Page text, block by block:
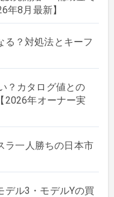
年8月最新】
る？対処法とキーフ
？カタログ値との
2026年オーナー実
ラ一人勝ちの日本市
デル3・モデルYの買